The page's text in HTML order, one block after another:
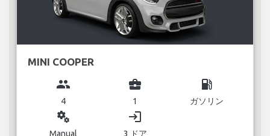
MINI COOPER
group
4
business_center
1
local_gas_station
ガソリン
miscellaneous_services
Manual
login
3 ドア